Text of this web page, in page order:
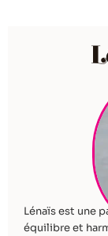
Lénaïs est une
équilibre et